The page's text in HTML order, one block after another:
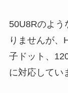
50U8Rのよう
りませんが、
子ドット、
に対応してい